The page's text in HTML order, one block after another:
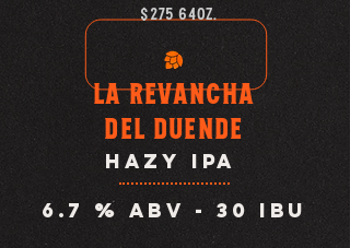
$275 64OZ.
la revancha
del duende
HAZY IPA
6.7 % abv - 30 IBU